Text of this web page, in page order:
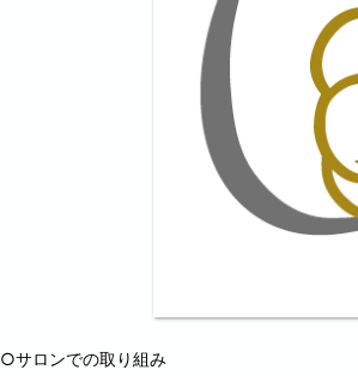
○サロンでの取り組み